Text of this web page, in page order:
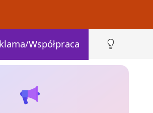
Współpraca